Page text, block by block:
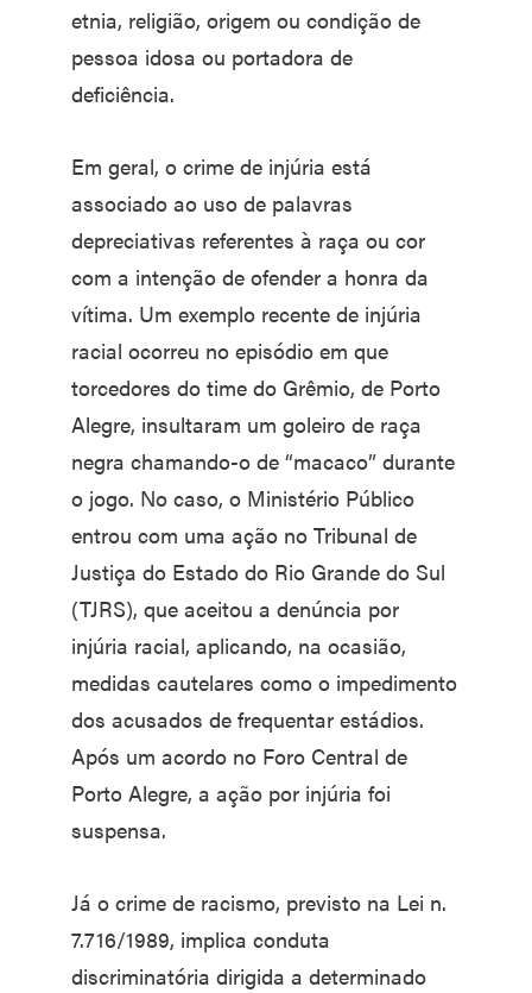
etnia, religião, origem ou condição de
pessoa idosa ou portadora de
deficiência.
Em geral, o crime de injúria está
associado ao uso de palavras
depreciativas referentes à raça ou cor
com a intenção de ofender a honra da
vítima. Um exemplo recente de injúria
racial ocorreu no episódio em que
torcedores do time do Grêmio, de Porto
Alegre, insultaram um goleiro de raça
negra chamando-o de “macaco” durante
o jogo. No caso, o Ministério Público
entrou com uma ação no Tribunal de
Justiça do Estado do Rio Grande do Sul
(TJRS), que aceitou a denúncia por
injúria racial, aplicando, na ocasião,
medidas cautelares como o impedimento
dos acusados de frequentar estádios.
Após um acordo no Foro Central de
Porto Alegre, a ação por injúria foi
suspensa.
Já o crime de racismo, previsto na Lei n.
7.716/1989, implica conduta
discriminatória dirigida a determinado